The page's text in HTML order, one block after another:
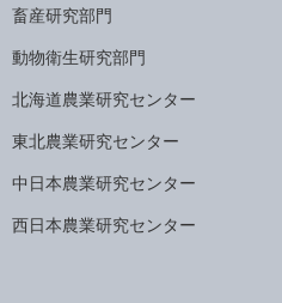
畜産研究部門
動物衛生研究部門
北海道農業研究センター
東北農業研究センター
中日本農業研究センター
西日本農業研究センター